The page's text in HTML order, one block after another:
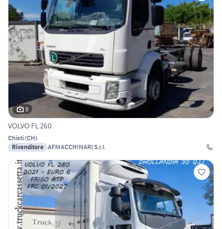
9
VOLVO FL 260
Chieti(CH)
Rivenditore AFMACCHINARI S.r.l.